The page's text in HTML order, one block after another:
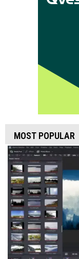
MOST POPULAR